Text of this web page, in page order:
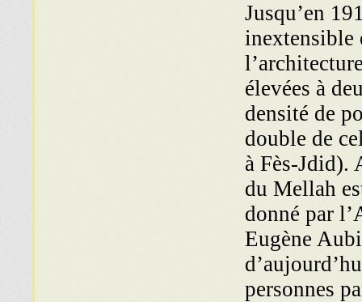
Jusqu’en
inextensible
élevées à
densité de
double de
à Fès-Jdid).
du Mellah
donné par
Eugène
personnes